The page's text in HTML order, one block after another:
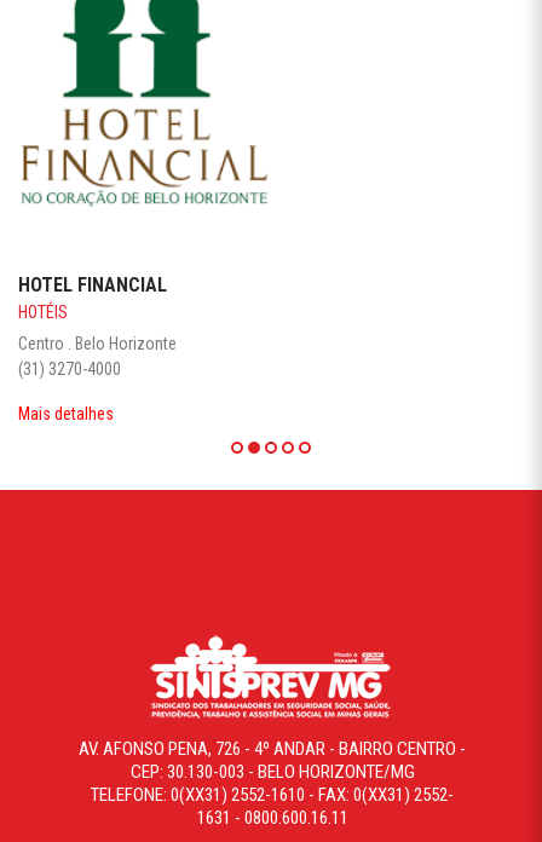
HOTEL FINANCIAL
HOTÉIS
Centro . Belo Horizonte
(31) 3270-4000
Mais detalhes
AV. AFONSO PENA, 726 - 4º ANDAR - BAIRRO CENTRO -
CEP: 30.130-003 - BELO HORIZONTE/MG
TELEFONE: 0(XX31) 2552-1610 - FAX: 0(XX31) 2552-
1631 - 0800.600.16.11